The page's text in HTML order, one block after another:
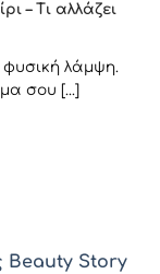
– Τι αλλάζει
φυσική λάμψη.
σου [...]
Beauty Story